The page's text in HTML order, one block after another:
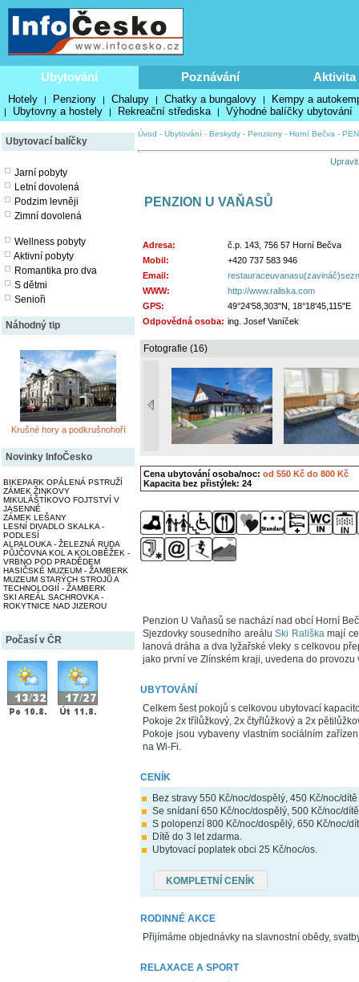
Ubytování Poznávání Aktivita
Hotely | Penziony | Chalupy | Chatky a bungalovy | Kempy a
| Ubytovny a hostely | Rekreační střediska | Výhodné balíčky ubytování
Ubytovací balíčky
Jarní pobyty
Letní dovolená
Podzim levněji
Zimní dovolená
Wellness pobyty
Aktivní pobyty
Romantika pro dva
S dětmi
Senioři
Náhodný tip
Krušné hory a podkrušnohoří
Novinky InfoČesko
BIKEPARK OPÁLENÁ PSTRUŽÍ
ZÁMEK ŽINKOVY
MIKULÁŠTÍKOVO FOJTSTVÍ V
JASENNÉ
ZÁMEK LEŠANY
LESNÍ DIVADLO SKALKA -
PODLESÍ
ALPALOUKA - ŽELEZNÁ RUDA
PŮJČOVNA KOL A KOLOBĚŽEK -
VRBNO POD PRADĚDEM
HASIČSKÉ MUZEUM - ŽAMBERK
MUZEUM STARÝCH STROJŮ A
TECHNOLOGIÍ - ŽAMBERK
SKI AREÁL SACHROVKA -
ROKYTNICE NAD JIZEROU
Počasí v ČR
Úvod - Ubytování - Beskydy - Penziony - Horní Bečva -
PENZION U VAŇASŮ
Adresa:
č.p. 143, 756 57 Horní Bečva
Mobil:
+420 737 583 946
Email:
WWW:
http://www.raliska.com
GPS:
49°24'58,303"N, 18°18'45,115"E
Odpovědná osoba: ing. Josef Vaníček
Fotografie (16)
Cena ubytování osoba/noc: od 550 Kč do 800 Kč
Kapacita bez přistýlek: 24
Penzion U Vaňasů se nachází nad obcí Horní
Sjezdovky sousedního areáluSki Rališkamají
lanová dráha a dva lyžařské vleky s celkovou
jako první ve Zlínském kraji, uvedena do provozu
UBYTOVÁNÍ
Celkem šest pokojů s celkovou ubytovací
Pokoje 2x třílůžkový, 2x čtyřlůžkový a 2x
Pokoje jsou vybaveny vlastním sociálním
na Wi-Fi.
CENÍK
Bez stravy 550 Kč/noc/dospělý, 450 Kč/noc/
Se snídaní 650 Kč/noc/dospělý, 500 Kč/noc/
S polopenzí 800 Kč/noc/dospělý, 650 Kč/noc/
Dítě do 3 let zdarma.
Ubytovací poplatek obci 25 Kč/noc/os.
KOMPLETNÍ CENÍK
RODINNÉ AKCE
Přijímáme objednávky na slavnostní obědy,
RELAXACE A SPORT